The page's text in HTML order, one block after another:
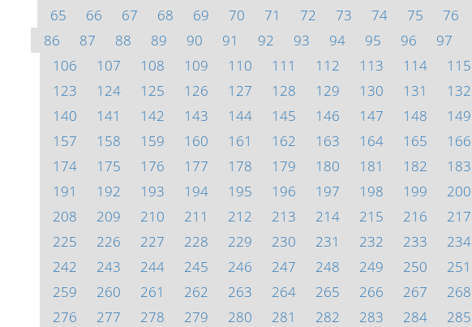
65
66 67 68 69 70 71 72 73 74 75 76
86
87 88 89 90 91 92 93 94 95 96 97
106
107 108 109 110 111 112 113 114 115
123
124 125 126 127 128 129 130 131 132
140
141 142 143 144 145 146 147 148 149
157
158 159 160 161 162 163 164 165 166
174
175 176 177 178 179 180 181 182 183
191
192 193 194 195 196 197 198 199 200
208
209 210 211 212 213 214 215 216 217
225
226 227 228 229 230 231 232 233 234
242
243 244 245 246 247 248 249 250 251
259
260 261 262 263 264 265 266 267 268
276
277 278 279 280 281 282 283 284 285